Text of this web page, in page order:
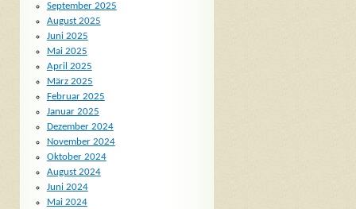
September 2025
August 2025
Juni 2025
Mai 2025
April 2025
März 2025
Februar 2025
Januar 2025
Dezember 2024
November 2024
Oktober 2024
August 2024
Juni 2024
Mai 2024